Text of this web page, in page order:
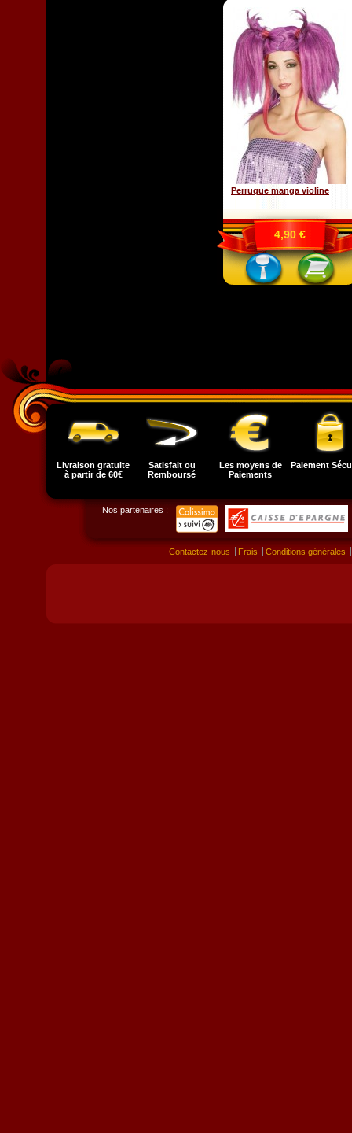
Perruque manga violine
4,90 €
Livraison gratuite
à partir de 60€
Satisfait ou
Remboursé
Les moyens de
Paiements
Paiement
Nos partenaires :
Contactez-nous Frais Conditions générales